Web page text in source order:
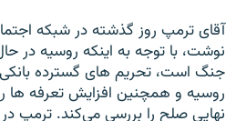
آقای ترمپ روز گذشته در شبکه
نوشت، با توجه به اینکه روسیه در
جنگ است، تحریم های گسترده
روسیه و همچنین افزایش تعرفه ها
نهایی صلح را بررسی می‌کند. ترمپ در